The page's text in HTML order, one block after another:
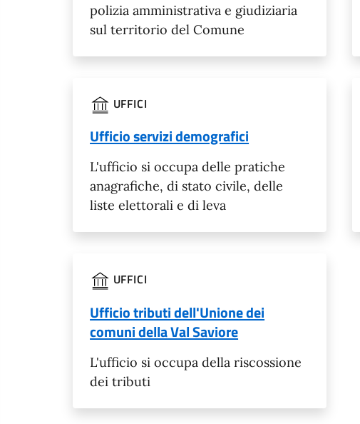
polizia amministrativa e giudiziaria
sul territorio del Comune
UFFICI
Ufficio servizi demografici
L'ufficio si occupa delle pratiche
anagrafiche, di stato civile, delle
liste elettorali e di leva
UFFICI
Ufficio tributi dell'Unione dei
comuni della Val Saviore
L'ufficio si occupa della riscossione
dei tributi